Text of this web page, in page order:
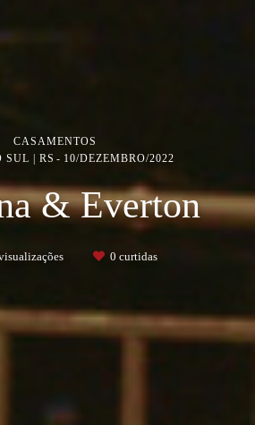
CASAMENTOS
SUL | RS
10/DEZEMBRO/2022
& Everton
0 curtidas